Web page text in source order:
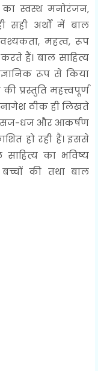
का स्वस्थ मनोरंजन,
सही अर्थों में बाल
महत्व, रूप
हैं। बाल साहित्य
रूप से किया
प्रस्तुति महत्त्वपूर्ण
नागेश ठीक ही लिखते
सज-धज और आकर्षण
हो रही हैं। इससे
का भविष्य
की तथा बाल